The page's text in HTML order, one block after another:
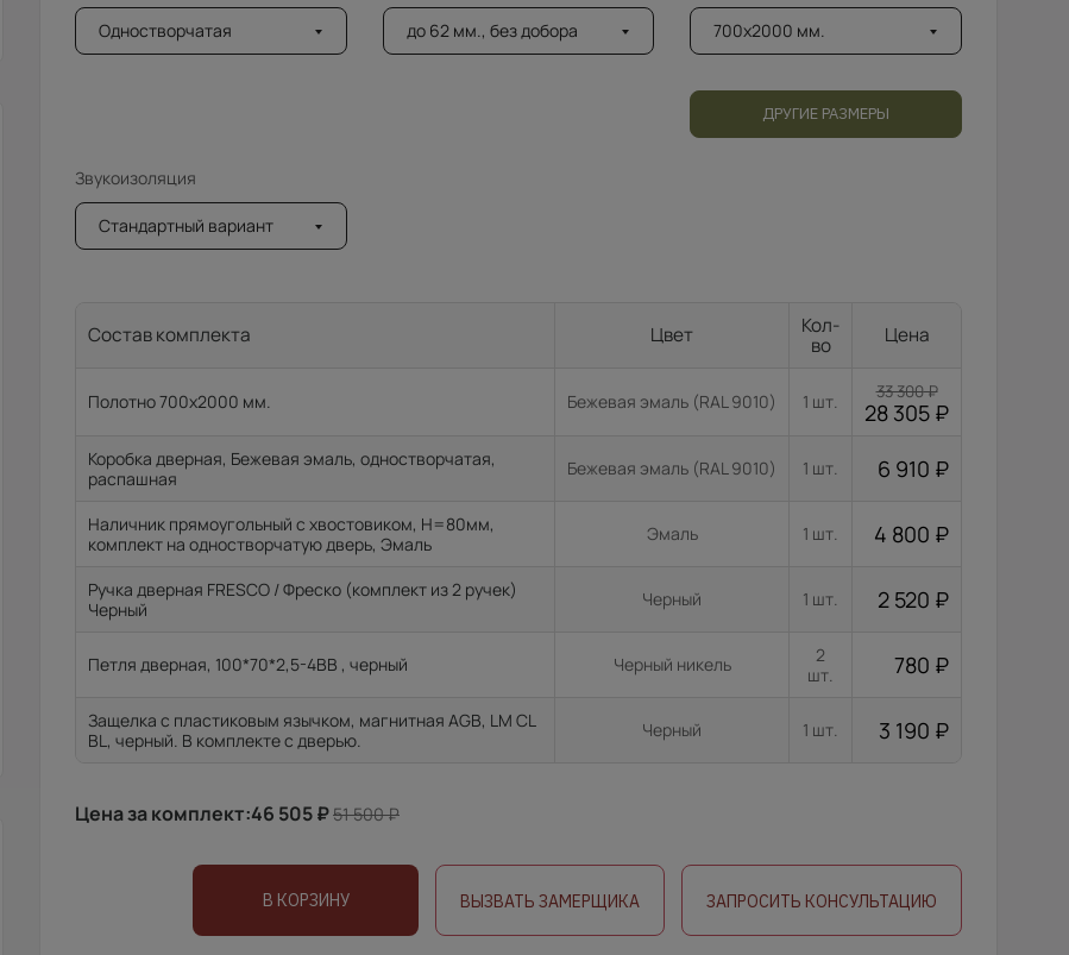
Одностворчатая до 62 мм., без добора 700x2000 мм.
ДРУГИЕ РАЗМЕРЫ
Звукоизоляция
Стандартный вариант
Состав комплекта Цвет
Кол-
во
Цена
Полотно 700x2000 мм. Бежевая эмаль (RAL 9010) 1 шт. 33 300₽
28 305 ₽
Коробка дверная, Бежевая эмаль, одностворчатая,
распашная
Бежевая эмаль (RAL 9010) 1 шт. 6 910 ₽
Наличник прямоугольный с хвостовиком, H=80мм,
комплект на одностворчатую дверь, Эмаль
Эмаль 1 шт. 4 800 ₽
Ручка дверная FRESCO / Фреско (комплект из 2 ручек)
Черный
Черный 1 шт. 2 520 ₽
Петля дверная, 100*70*2,5-4ВВ , черный Черный никель
2
шт.
780 ₽
Защелка с пластиковым язычком, магнитная AGB, LM CL
BL, черный. В комплекте с дверью.
Черный 1 шт. 3 190 ₽
Цена за комплект:46 505₽51 500₽
В КОРЗИНУ ВЫЗВАТЬ ЗАМЕРЩИКА ЗАПРОСИТЬ КОНСУЛЬТАЦИЮ